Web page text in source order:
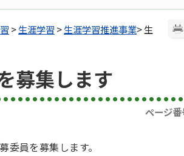
>生涯学習 >生涯学習推進事業> 生
募集します
ページ
員を募集します。